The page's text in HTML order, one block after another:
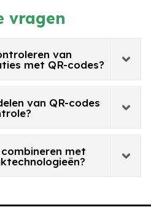
vragen
van
met QR-codes?
van QR-codes
met